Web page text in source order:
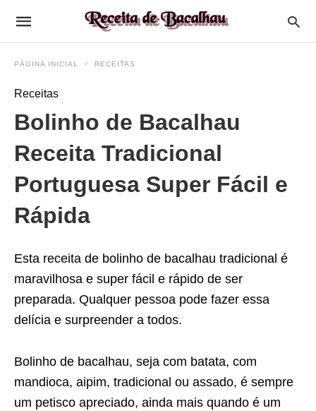
PÁGINA INICIAL RECEITAS
Receitas
Bolinho de Bacalhau
Receita Tradicional
Portuguesa Super Fácil e
Rápida
Esta receita de bolinho de bacalhau tradicional é
maravilhosa e super fácil e rápido de ser
preparada. Qualquer pessoa pode fazer essa
delícia e surpreender a todos.
Bolinho de bacalhau, seja com batata, com
mandioca, aipim, tradicional ou assado, é sempre
um petisco apreciado, ainda mais quando é um